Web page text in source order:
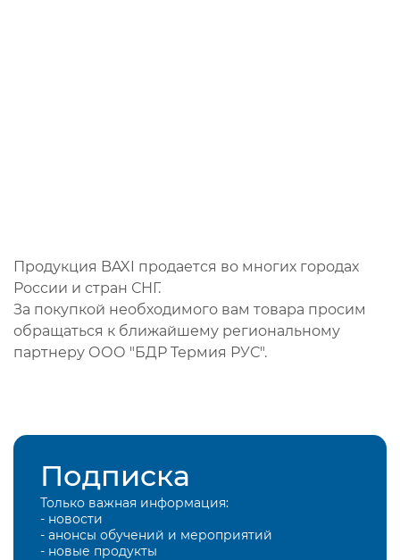
Продукция BAXI продается во многих городах
России и стран СНГ.
За покупкой необходимого вам товара просим
обращаться к ближайшему региональному
партнеру ООО "БДР Термия РУС".
Подписка
Только важная информация:
- новости
- анонсы обучений и мероприятий
- новые продукты